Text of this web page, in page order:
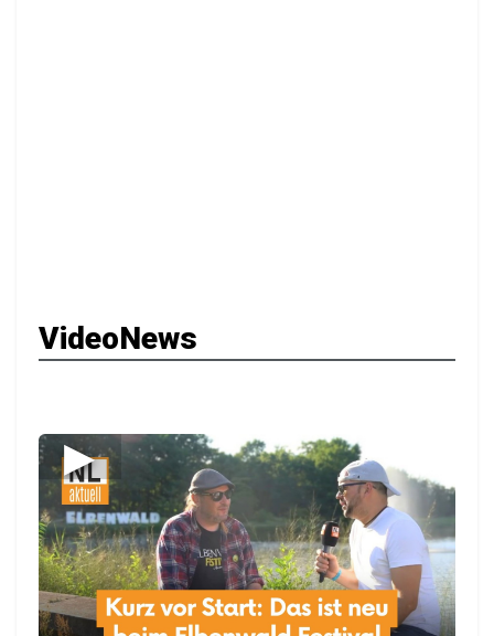
VideoNews
▶